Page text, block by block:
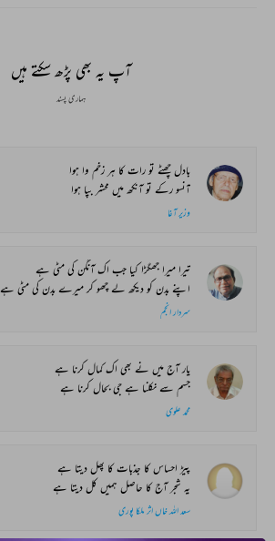
آپ یہ بھی پڑھ سکتے ہیں
ہماری پسند
بادل چھٹے تو رات کا ہر زخم وا ہوا
آنسو رکے تو آنکھ میں محشر بپا ہوا
وزیر آغا
تیرا میرا جھگڑا کیا جب اک آنگن کی مٹی ہے
اپنے بدن کو دیکھ لے چھو کر میرے بدن کی مٹی ہے
سردار انجم
یار آج میں نے بھی اک کمال کرنا ہے
جسم سے نکلنا ہے جی بحال کرنا ہے
محمد علوی
پیڑ احساس کا جذبات کا پھل دیتا ہے
یہ شجر آج کا حاصل ہمیں کل دیتا ہے
سعد اللہ خاں اثر ملکا پوری